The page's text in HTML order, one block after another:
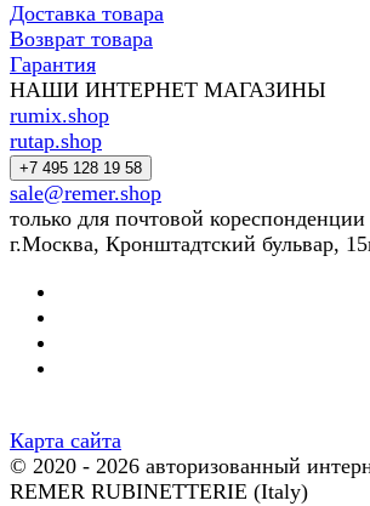
Доставка товара
Возврат товара
Гарантия
НАШИ ИНТЕРНЕТ МАГАЗИНЫ
rumix.shop
rutap.shop
+7 495 128 19 58
sale@remer.shop
только для почтовой кореспонденции
г.Москва, Кронштадтский бульвар,
Карта сайта
© 2020 - 2026 авторизованный
REMER RUBINETTERIE (Italy)